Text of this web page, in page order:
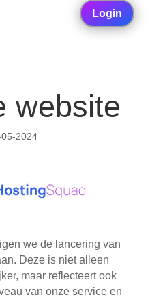
Login
website
2024
we de lancering van
Deze is niet alleen
maar reflecteert ook
van onze service en